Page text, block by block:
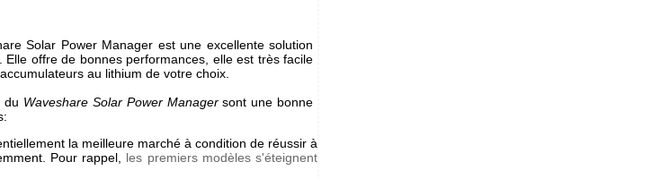
Solar Power Manager est une excellente solution
Elle offre de bonnes performances, elle est très facile
au lithium de votre choix.
du Waveshare Solar Power Managersont une bonne
la meilleure marché à condition de réussir à
Pour rappel, les premiers modèles s'éteignent